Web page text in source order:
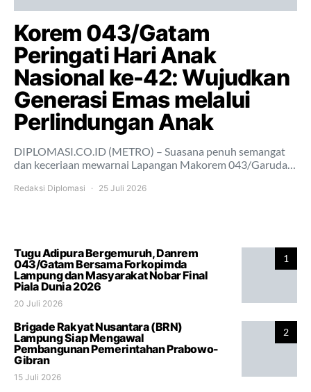
Korem 043/Gatam
Peringati Hari Anak
Nasional ke-42: Wujudkan
Generasi Emas melalui
Perlindungan Anak
DIPLOMASI.CO.ID (METRO) – Suasana penuh semangat
dan keceriaan mewarnai Lapangan Makorem 043/Garuda…
Redaksi Diplomasi 25 Juli 2026
1
Tugu Adipura Bergemuruh, Danrem
043/Gatam Bersama Forkopimda
Lampung dan Masyarakat Nobar Final
Piala Dunia 2026
20 Juli 2026
2
Brigade Rakyat Nusantara (BRN)
Lampung Siap Mengawal
Pembangunan Pemerintahan Prabowo-
Gibran
15 Juli 2026